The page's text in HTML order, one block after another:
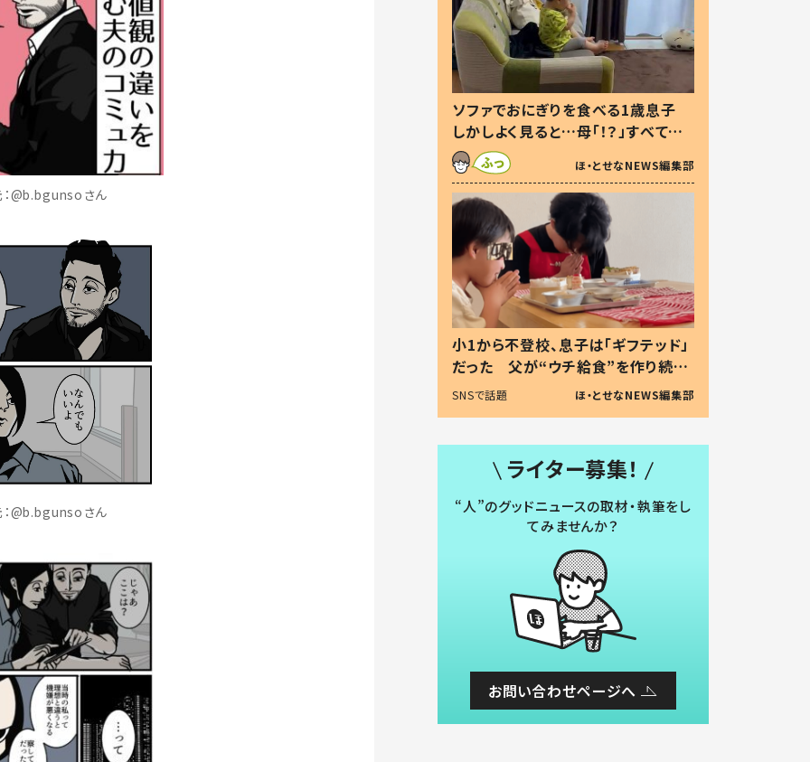
@b.bgunsoさん
@b.bgunsoさん
ソファでおにぎりを食べる1歳息子
しかしよく見ると…母「！？」すべてを
察した母の投稿に「可愛いから許
す！」「現行犯〜」
ほ・とせなNEWS編集部
小1から不登校、息子は「ギフテッド」
だった 父が“ウチ給食”を作り続け
る理由とは #令和の親 #令和の子
SNSで話題 ほ・とせなNEWS編集部
ライター募集！
“人”のグッドニュースの取材・執筆をし
てみませんか？
お問い合わせページへ